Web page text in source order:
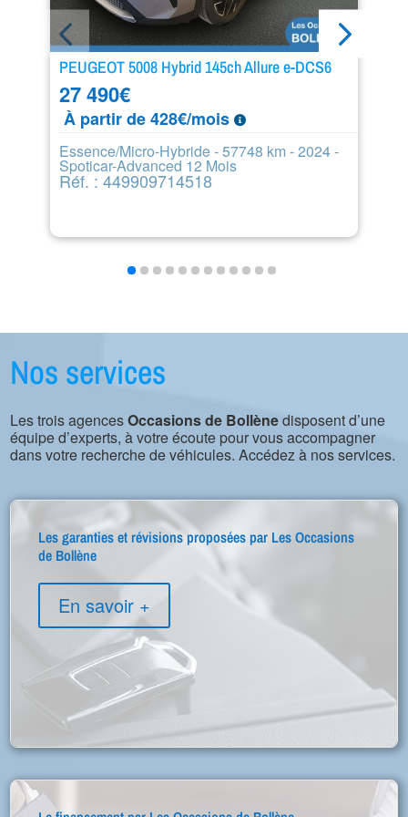
PEUGEOT 5008 Hybrid 145ch Allure e-DCS6
27 490€
À partir de 428€/mois
Essence/Micro-Hybride - 57748 km - 2024 -
Spoticar-Advanced 12 Mois
Réf. : 449909714518
Nos services
Les trois agencesOccasions de Bollènedisposent d’une
équipe d’experts, à votre écoute pour vous accompagner
dans votre recherche de véhicules. Accédez à nos services.
Les garanties et révisions proposées par Les Occasions
de Bollène
En savoir +